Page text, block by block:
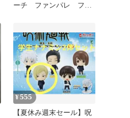
ーチ ファンパレ ファ
¥555
【夏休み週末セール】呪